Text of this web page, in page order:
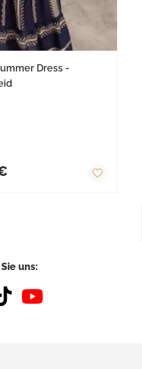
Dress -
uns: